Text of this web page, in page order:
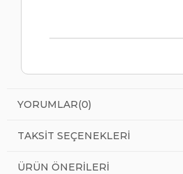
YORUMLAR(0)
TAKSIT SEÇENEKLERI
ÜRÜN ÖNERILERI